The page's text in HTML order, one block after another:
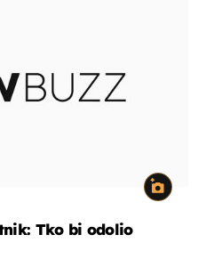
Tko bi odolio